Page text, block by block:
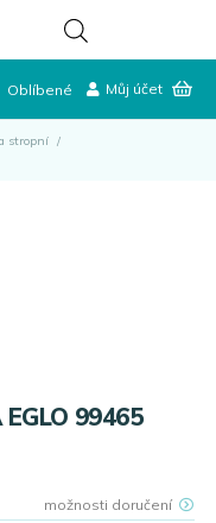
Oblíbené Můj účet
stropní /
99465
možnosti doručení